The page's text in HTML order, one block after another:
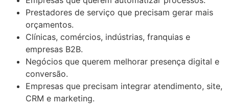
Prestadores de serviço que precisam gerar mais
orçamentos.
Clínicas, comércios, indústrias, franquias e
empresas B2B.
Negócios que querem melhorar presença digital e
conversão.
Empresas que precisam integrar atendimento, site,
CRM e marketing.